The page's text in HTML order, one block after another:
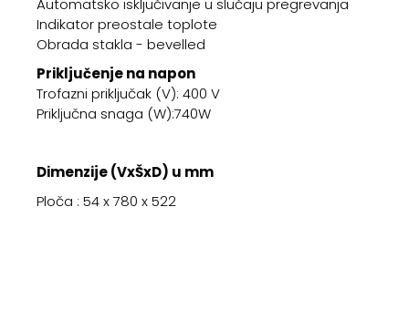
Automatsko isključivanje u slučaju pregrevanja
Indikator preostale toplote
Obrada stakla - bevelled
Priključenje na napon
Trofazni priključak (V): 400 V
Priključna snaga (W):740W
Dimenzije (VxŠxD) u mm
Ploča : 54 x 780 x 522